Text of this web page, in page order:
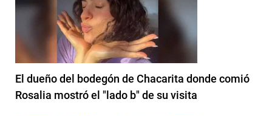
El dueño del bodegón de Chacarita donde comió
Rosalia mostró el "lado b" de su visita